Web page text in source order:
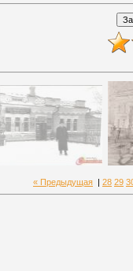
« Предыдущая 28 29